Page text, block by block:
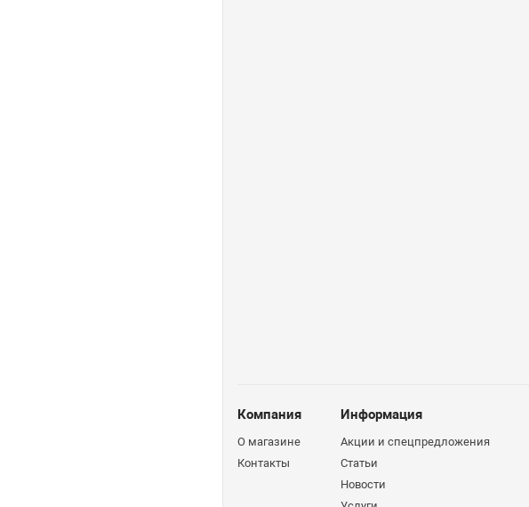
Компания
О магазине
Контакты
Информация
Акции и спецпредложения
Статьи
Новости